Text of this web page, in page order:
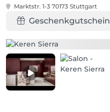
Marktstr. 1-3 70173 Stuttgart
Geschenkgutschein